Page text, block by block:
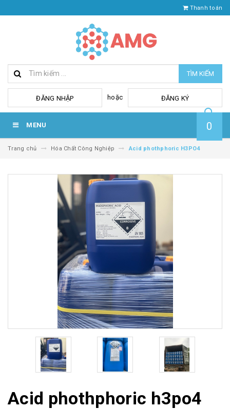
Thanh toán
TÌM KIẾM
ĐĂNG NHẬP hoặc ĐĂNG KÝ
MENU 0
Trang chủ Hóa Chất Công Nghiệp Acid phothphoric H3PO4
Acid phothphoric h3po4